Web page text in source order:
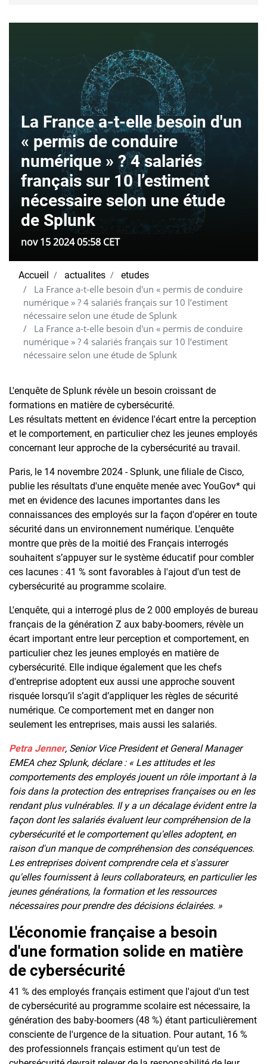
La France a-t-elle besoin d'un
« permis de conduire
numérique » ? 4 salariés
français sur 10 l’estiment
nécessaire selon une étude
de Splunk
nov 15 2024 05:58 CET
Accueil actualites etudes
La France a-t-elle besoin d'un « permis de conduire
numérique » ? 4 salariés français sur 10 l’estiment
nécessaire selon une étude de Splunk
La France a-t-elle besoin d'un « permis de conduire
numérique » ? 4 salariés français sur 10 l’estiment
nécessaire selon une étude de Splunk
L'enquête de Splunk révèle un besoin croissant de
formations en matière de cybersécurité.
Les résultats mettent en évidence l'écart entre la perception
et le comportement, en particulier chez les jeunes employés
concernant leur approche de la cybersécurité au travail.
Paris, le 14 novembre 2024 - Splunk, une filiale de Cisco,
publie les résultats d'une enquête menée avec YouGov* qui
met en évidence des lacunes importantes dans les
connaissances des employés sur la façon d'opérer en toute
sécurité dans un environnement numérique. L'enquête
montre que près de la moitié des Français interrogés
souhaitent s’appuyer sur le système éducatif pour combler
ces lacunes : 41 % sont favorables à l'ajout d'un test de
cybersécurité au programme scolaire.
L'enquête, qui a interrogé plus de 2 000 employés de bureau
français de la génération Z aux baby-boomers, révèle un
écart important entre leur perception et comportement, en
particulier chez les jeunes employés en matière de
cybersécurité. Elle indique également que les chefs
d'entreprise adoptent eux aussi une approche souvent
risquée lorsqu’il s’agit d’appliquer les règles de sécurité
numérique. Ce comportement met en danger non
seulement les entreprises, mais aussi les salariés.
Petra Jenner, Senior Vice President et General Manager
EMEA chez Splunk, déclare : « Les attitudes et les
comportements des employés jouent un rôle important à la
fois dans la protection des entreprises françaises ou en les
rendant plus vulnérables. Il y a un décalage évident entre la
façon dont les salariés évaluent leur compréhension de la
cybersécurité et le comportement qu'elles adoptent, en
raison d'un manque de compréhension des conséquences.
Les entreprises doivent comprendre cela et s'assurer
qu'elles fournissent à leurs collaborateurs, en particulier les
jeunes générations, la formation et les ressources
nécessaires pour prendre des décisions éclairées. »
L'économie française a besoin
d'une formation solide en matière
de cybersécurité
41 % des employés français estiment que l'ajout d'un test
de cybersécurité au programme scolaire est nécessaire, la
génération des baby-boomers (48 %) étant particulièrement
consciente de l'urgence de la situation. Pour autant, 16 %
des professionnels français estiment qu'un test de